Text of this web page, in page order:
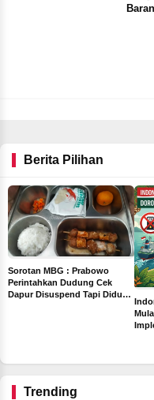
Berita Pilihan
Sorotan MBG : Prabowo
Perintahkan Dudung Cek
Dapur Disuspend Tapi Diduga
Trending